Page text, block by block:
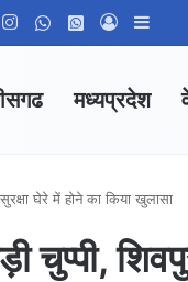
InstagramWhatsApp
WhatsApp
Log In
मध्यप्रदेश
घेरे में होने का किया खुलासा
चुप्पी,